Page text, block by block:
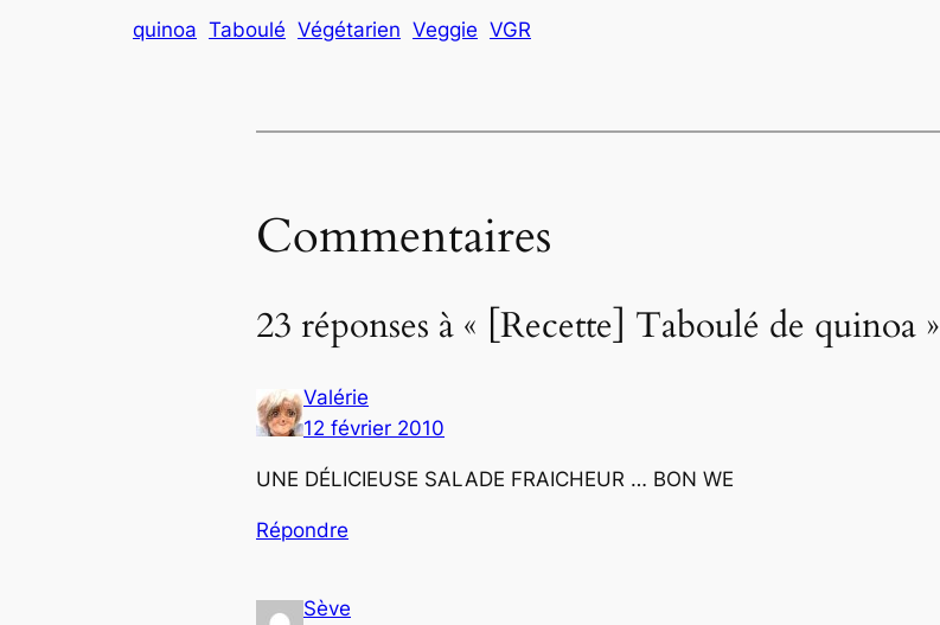
quinoa Taboulé Végétarien Veggie VGR
Commentaires
23 réponses à « [Recette] Taboulé de quinoa »
Valérie
12 février 2010
UNE DÉLICIEUSE SALADE FRAICHEUR … BON WE
Répondre
Sève